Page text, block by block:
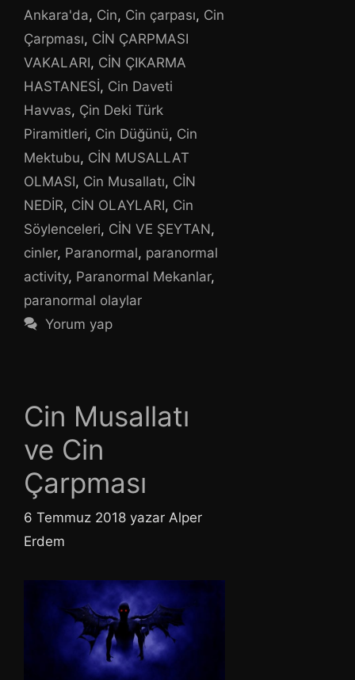
Ankara'da, Cin, Cin çarpası, Cin
Çarpması, CİN ÇARPMASI
VAKALARI, CİN ÇIKARMA
HASTANESİ, Cin Daveti
Havvas, Çin Deki Türk
Piramitleri, Cin Düğünü, Cin
Mektubu, CİN MUSALLAT
OLMASI, Cin Musallatı, CİN
NEDİR, CİN OLAYLARI, Cin
Söylenceleri, CİN VE ŞEYTAN,
cinler, Paranormal, paranormal
activity, Paranormal Mekanlar,
paranormal olaylar
Yorum yap
Cin Musallatı
ve Cin
Çarpması
6 Temmuz 2018 yazar Alper
Erdem